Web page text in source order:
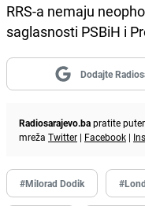
RRS-a nemaju
saglasnosti PSBiH i
Dodajte
Radiosarajevo.bapratite
mreža Twitter | Facebook |
#Milorad Dodik